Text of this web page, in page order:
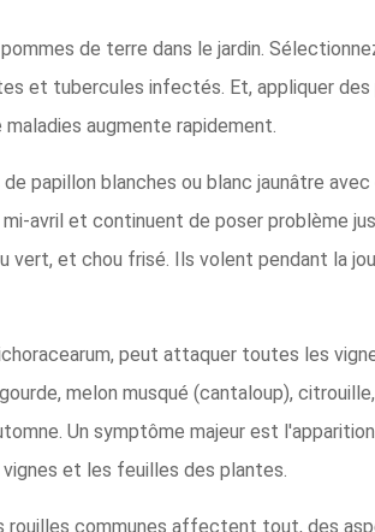
de terre dans le jardin.
et tubercules infectés. Et, appliquer
augmente rapidement.
papillon blanches ou blanc jaunâtre
avril et continuent de poser problème
vert, et chou frisé. Ils volent pendant la
peut attaquer toutes les
melon musqué (cantaloup),
Un symptôme majeur est
et les feuilles des plantes.
communes affectent tout, des